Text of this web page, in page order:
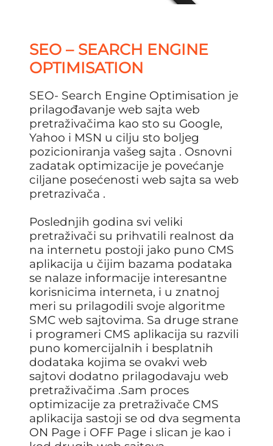
SEO – SEARCH ENGINE
OPTIMISATION
SEO- Search Engine Optimisation je
prilagođavanje web sajta web
pretraživačima kao sto su Google,
Yahoo i MSN u cilju sto boljeg
pozicioniranja vašeg sajta . Osnovni
zadatak optimizacije je povećanje
ciljane posećenosti web sajta sa web
pretrazivača .
Poslednjih godina svi veliki
pretraživači su prihvatili realnost da
na internetu postoji jako puno CMS
aplikacija u čijim bazama podataka
se nalaze informacije interesantne
korisnicima interneta, i u znatnoj
meri su prilagodili svoje algoritme
SMC web sajtovima. Sa druge strane
i programeri CMS aplikacija su razvili
puno komercijalnih i besplatnih
dodataka kojima se ovakvi web
sajtovi dodatno prilagodavaju web
pretraživačima .Sam proces
optimizacije za pretraživače CMS
aplikacija sastoji se od dva segmenta
ON Page i OFF Page i slican je kao i